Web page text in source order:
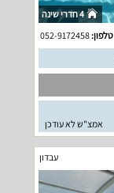
4 חדרי שינה
טלפון:052-9172458
אמצ"ש לא עודכן
עבדון